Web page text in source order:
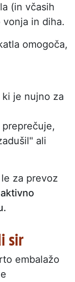
(in včasih
in diha.
omogoča,
je nujno za
ali
za prevoz
aktivno
sir
embalažo